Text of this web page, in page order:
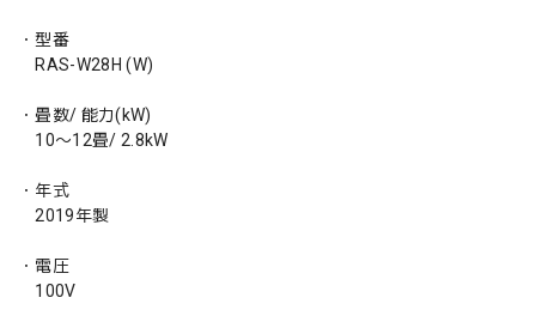
・型番
RAS-W28H (W)
・畳数/ 能力(kW)
10〜12畳/ 2.8kW
・年式
2019年製
・電圧
100V